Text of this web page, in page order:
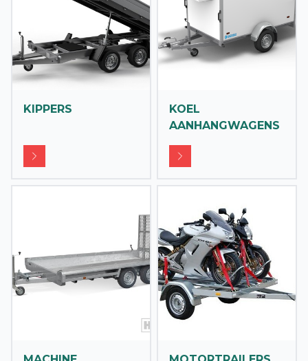
KIPPERS
KOEL
AANHANGWAGENS